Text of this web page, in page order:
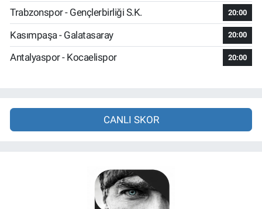
Trabzonspor - Gençlerbirliği S.K. 20:00
Kasımpaşa - Galatasaray 20:00
Antalyaspor - Kocaelispor 20:00
CANLI SKOR